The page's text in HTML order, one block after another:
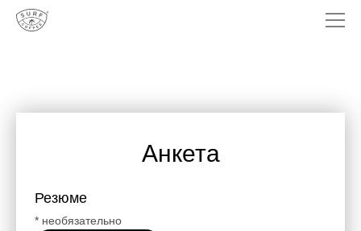
Анкета
Резюме
* необязательно